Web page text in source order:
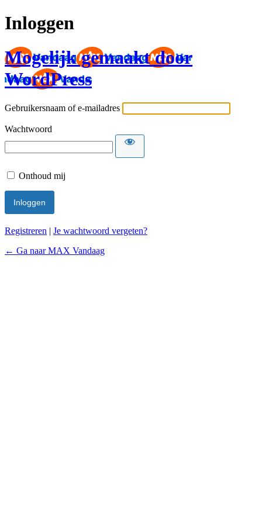
Inloggen
Mogelijk gemaakt door
WordPress
Gebruikersnaam of e-mailadres
Wachtwoord
Onthoud mij
Registreren | Je wachtwoord vergeten?
← Ga naar MAX Vandaag